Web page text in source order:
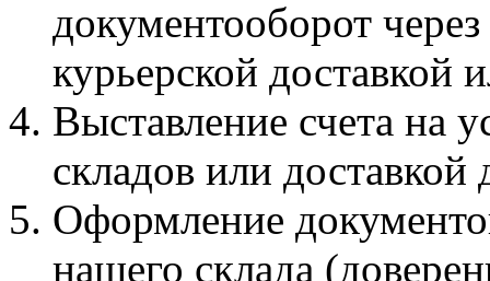
документооборот
курьерской доставкой
Выставление счета на
складов или доставкой
Оформление
нашего склада